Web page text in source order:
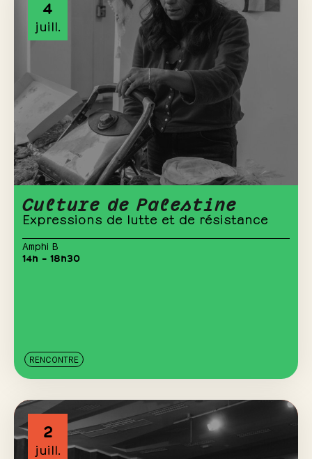
4
juill.
Culture de Palestine
Expressions de lutte et de résistance
Amphi B
14h – 18h30
RENCONTRE
2
juill.